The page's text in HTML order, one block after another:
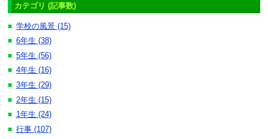
カテゴリ (記事数)
■ 学校の風景 (15)
■ 6年生 (38)
■ 5年生 (56)
■ 4年生 (16)
■ 3年生 (29)
■ 2年生 (15)
■ 1年生 (24)
■ 行事 (107)